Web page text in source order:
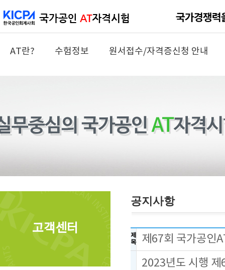
AT란? 수험정보 원서접수/자격증신청 안내
고객센터
공지사항
제
목
제67회 국가공인
2023년도 시행 제